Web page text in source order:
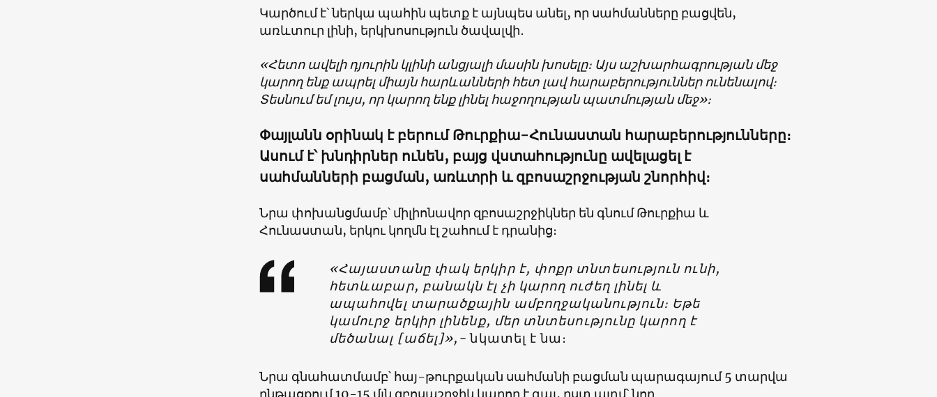
Կարծում է՝ ներկա պահին պետք է այնպես անել, որ սահմանները բացվեն,
առևտուր լինի, երկխոսություն ծավալվի․
«Հետո ավելի դյուրին կլինի անցյալի մասին խոսելը։ Այս աշխարհագրության մեջ
կարող ենք ապրել միայն հարևանների հետ լավ հարաբերություններ ունենալով։
Տեսնում եմ լույս, որ կարող ենք լինել հաջողության պատմության մեջ»։
Փայլանն օրինակ է բերում Թուրքիա-Հունաստան հարաբերությունները։
Ասում է՝ խնդիրներ ունեն, բայց վստահությունը ավելացել է
սահմանների բացման, առևտրի և զբոսաշրջության շնորհիվ։
Նրա փոխանցմամբ՝ միլիոնավոր զբոսաշրջիկներ են գնում Թուրքիա և
Հունաստան, երկու կողմն էլ շահում է դրանից։
«Հայաստանը փակ երկիր է, փոքր տնտեսություն ունի,
հետևաբար, բանակն էլ չի կարող ուժեղ լինել և
ապահովել տարածքային ամբողջականություն։ Եթե
կամուրջ երկիր լինենք, մեր տնտեսությունը կարող է
մեծանալ [աճել]»,- նկատել է նա։
Նրա գնահատմամբ՝ հայ-թուրքական սահմանի բացման պարագայում 5 տարվա